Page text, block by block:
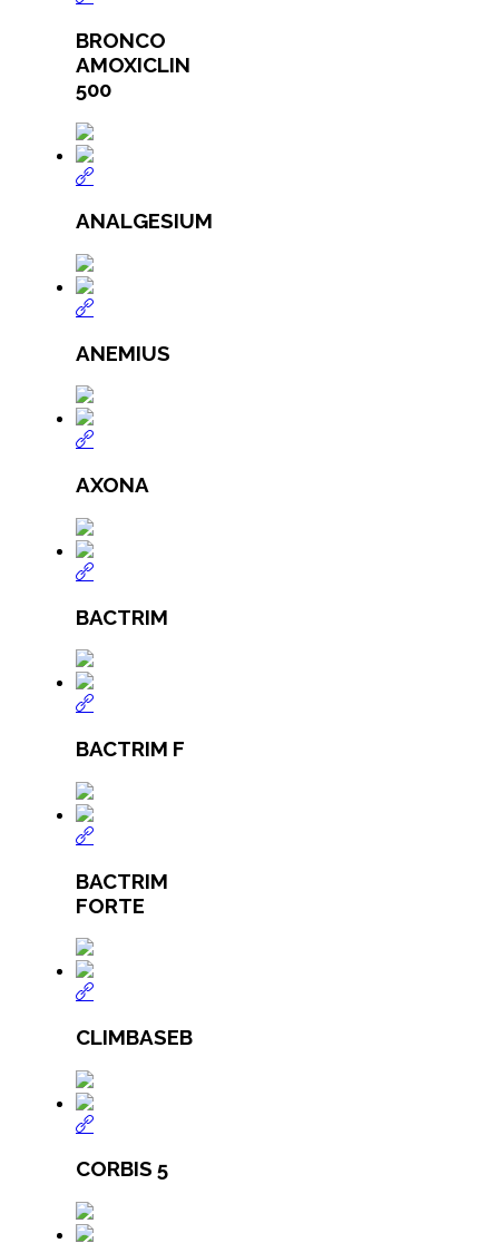
BRONCO
AMOXICLIN
500
ANALGESIUM
ANEMIUS
AXONA
BACTRIM
BACTRIM F
BACTRIM
FORTE
CLIMBASEB
CORBIS 5